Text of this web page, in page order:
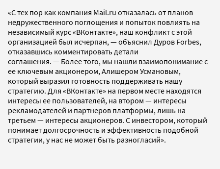
«С тех пор как компания Mail.ru отказалась от планов
недружественного поглощения и попыток повлиять на
независимый курс «ВКонтакте», наш конфликт с этой
организацией был исчерпан, — объяснил Дуров Forbes,
отказавшись комментировать детали
соглашения. — Более того, мы нашли взаимопонимание с
ее ключевым акционером, Алишером Усмановым,
который выразил готовность поддерживать нашу
стратегию. Для «ВКонтакте» на первом месте находятся
интересы ее пользователей, на втором — интересы
рекламодателей и партнеров платформы, лишь на
третьем — интересы акционеров. С инвестором, который
понимает долгосрочность и эффективность подобной
стратегии, у нас не может быть разногласий».